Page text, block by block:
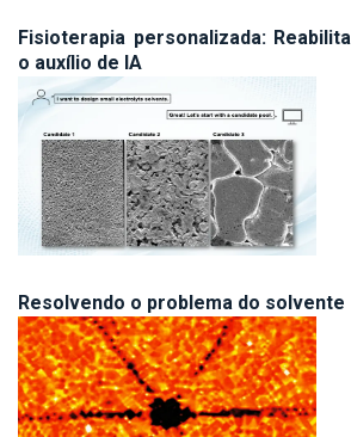
Fisioterapia personalizada:
o auxílio de IA
Resolvendo o problema do solvente